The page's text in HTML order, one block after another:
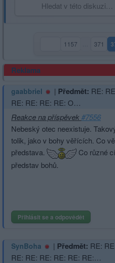
1157 371
Reklama
gaabbriel | Předmět: RE:
RE: RE: RE: RE: O…
Reakce na příspěvek#7556
Nebeský otec neexistuje.
tolik, jako v bohy věřících. Co
představa.
Co různé
představ bohů.
Přihlásit se a odpovědět
SynBoha | Předmět: RE:
RE: RE: RE: RE: RE: RE:…